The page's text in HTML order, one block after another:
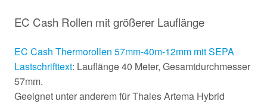
EC Cash Rollen mit größerer Lauflänge
EC Cash Thermorollen 57mm-40m-12mm mit SEPA
Lastschrifttext: Lauflänge 40 Meter, Gesamtdurchmesser
57mm.
Geeignet unter anderem für Thales Artema Hybrid